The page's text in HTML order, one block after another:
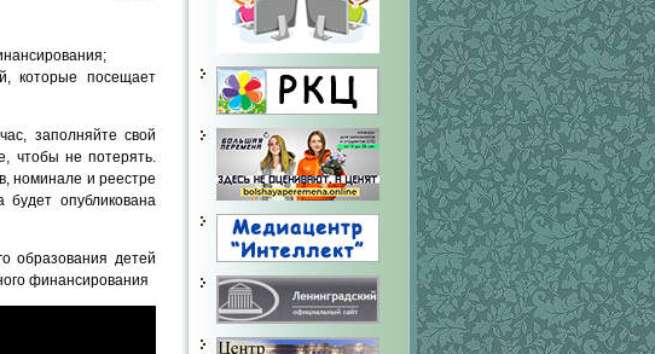
которые посещает
заполняйте свой
чтобы не потерять.
номинале и реестре
опубликована
образования детей
финансирования